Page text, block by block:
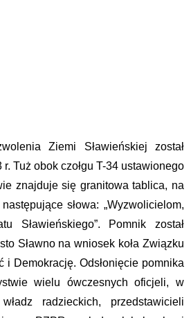
Ziemi Sławieńskiej został
r. Tuż obok czołgu T-34 ustawionego
znajduje się granitowa tablica, na
słowa: „Wyzwolicielom,
Sławieńskiego”. Pomnik został
Sławno na wniosek koła Związku
i Demokrację. Odsłonięcie pomnika
wielu ówczesnych oficjeli, w
radzieckich, przedstawicieli